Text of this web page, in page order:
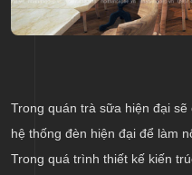
Trong quán trà sữa hiện đại
hệ thống đèn hiện đại để làm
Trong quá trình thiết kế kiến